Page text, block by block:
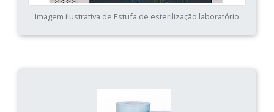
Imagem ilustrativa de Estufa de esterilização laboratório